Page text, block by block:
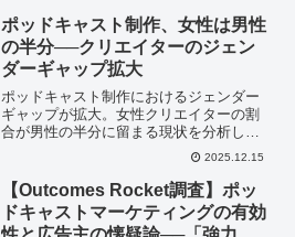
ポッドキャスト制作、女性は男性
の半分──クリエイターのジェン
ダーギャップ拡大
ポッドキャスト制作におけるジェンダー
ギャップが拡大。女性クリエイターの割
合が男性の半分に留まる現状を分析し、
市場への影響と今後の展開を予測しま
2025.12.15
【Outcomes Rocket調査】ポッ
ドキャストマーケティングの有効